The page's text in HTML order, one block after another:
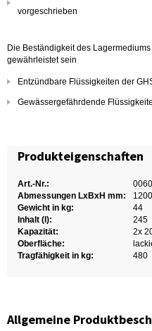
vorgeschrieben
Die Beständigkeit des
gewährleistet sein
Entzündbare Flüssigkeiten der
Gewässergefährdende
Produkteigenschaften
Art.-Nr.:
Abmessungen LxBxH mm:
Gewicht in kg:
44
Inhalt (l):
245
Kapazität:
2x
Oberfläche:
Tragfähigkeit in kg:
480
Allgemeine